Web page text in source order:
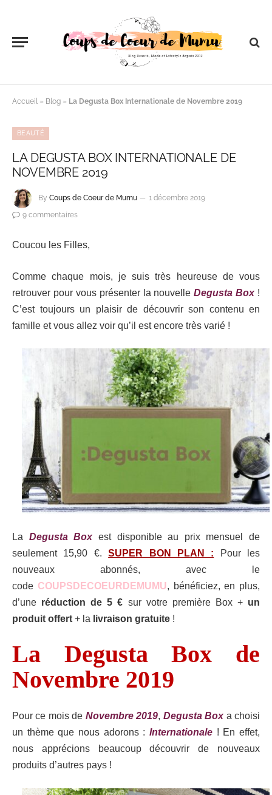
Accueil » Blog » La Degusta Box Internationale de Novembre 2019
BEAUTÉ
LA DEGUSTA BOX INTERNATIONALE DE
NOVEMBRE 2019
By Coups de Coeur de Mumu
1 décembre 2019
9 commentaires
Coucou les Filles,
Comme chaque mois, je suis très heureuse de vous
retrouver pour vous présenter la nouvelleDegusta Box!
C’est toujours un plaisir de découvrir son contenu en
famille et vous allez voir qu’il est encore très varié !
La Degusta Boxest disponible au prix mensuel de
seulement 15,90 €.SUPER BON PLAN : Pour les
nouveaux abonnés, avec le
code COUPSDECOEURDEMUMU, bénéficiez, en plus,
d’une réduction de 5 € sur votre première Box + un
produit offert + la livraison gratuite !
La Degusta Box de
Novembre 2019
Pour ce mois de Novembre 2019, Degusta Boxa choisi
un thème que nous adorons : Internationale ! En effet,
nous apprécions beaucoup découvrir de nouveaux
produits d’autres pays !